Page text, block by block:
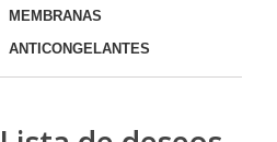
MEMBRANAS
ANTICONGELANTES